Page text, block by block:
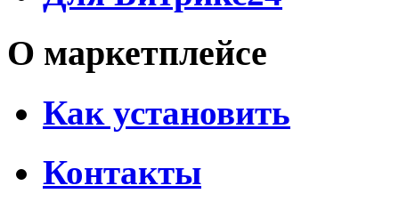
О маркетплейсе
Как установить
Контакты